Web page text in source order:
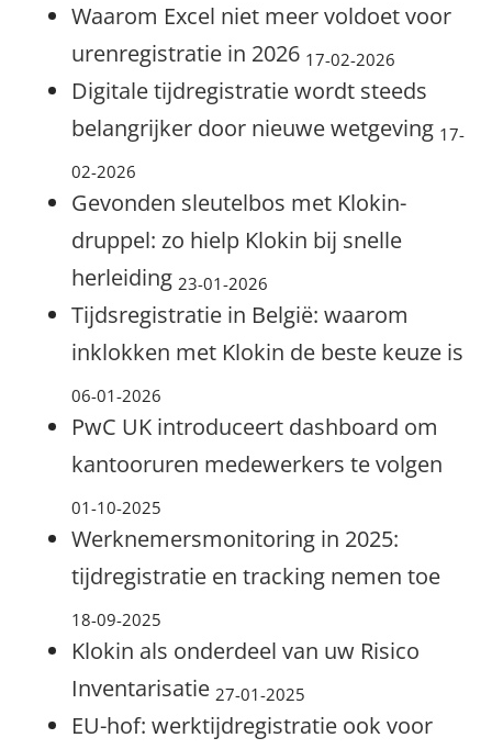
Waarom Excel niet meer voldoet voor
urenregistratie in 2026 17-02-2026
Digitale tijdregistratie wordt steeds
belangrijker door nieuwe wetgeving 17-
02-2026
Gevonden sleutelbos met Klokin-
druppel: zo hielp Klokin bij snelle
herleiding 23-01-2026
Tijdsregistratie in België: waarom
inklokken met Klokin de beste keuze is
06-01-2026
PwC UK introduceert dashboard om
kantooruren medewerkers te volgen
01-10-2025
Werknemersmonitoring in 2025:
tijdregistratie en tracking nemen toe
18-09-2025
Klokin als onderdeel van uw Risico
Inventarisatie 27-01-2025
EU-hof: werktijdregistratie ook voor